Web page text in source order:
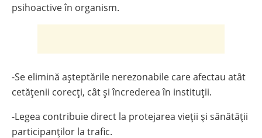
psihoactive în organism.
-Se elimină așteptările nerezonabile care afectau atât
cetățenii corecți, cât și încrederea în instituții.
-Legea contribuie direct la protejarea vieții și sănătății
participanților la trafic.